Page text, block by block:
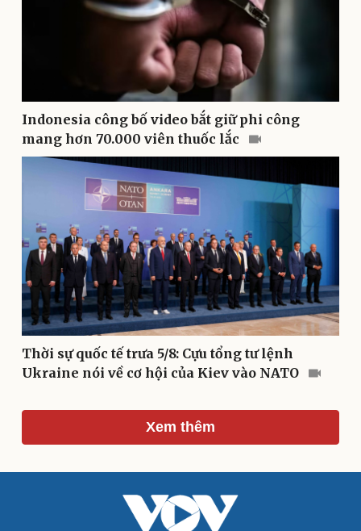
Văn hóa
Sân khấu - Điện ảnh
Giải trí
Nghệ sĩ
Thời trang
Sao Việt
Tư vấn
Câu chuyện thời sự
Cửa sổ tình yêu
Kể chuyện cho bé
Indonesia công bố video bắt giữ phi công
mang hơn 70.000 viên thuốc lắc
Thời sự quốc tế trưa 5/8: Cựu tổng tư lệnh
Ukraine nói về cơ hội của Kiev vào NATO
Xem thêm